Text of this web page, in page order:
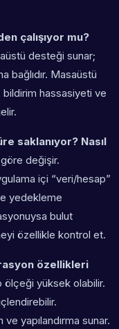
çalışıyor mu?
desteği sunar;
bağlıdır. Masaüstü
bildirim hassasiyeti ve
saklanıyor? Nasıl
değişir.
içi “veri/hesap”
yedekleme
bulut
özellikle kontrol et.
özellikleri
yüksek olabilir.
yapılandırma sunar.